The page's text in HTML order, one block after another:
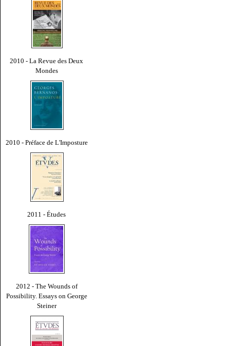
2010 - La Revue des Deux
Mondes
2010 - Préface de L'Imposture
2011 - Études
2012 - The Wounds of
Possibility. Essays on George
Steiner